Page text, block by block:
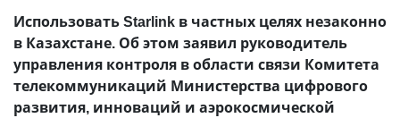
Использовать Starlink в частных целях незаконно
в Казахстане. Об этом заявил руководитель
управления контроля в области связи Комитета
телекоммуникаций Министерства цифрового
развития, инноваций и аэрокосмической